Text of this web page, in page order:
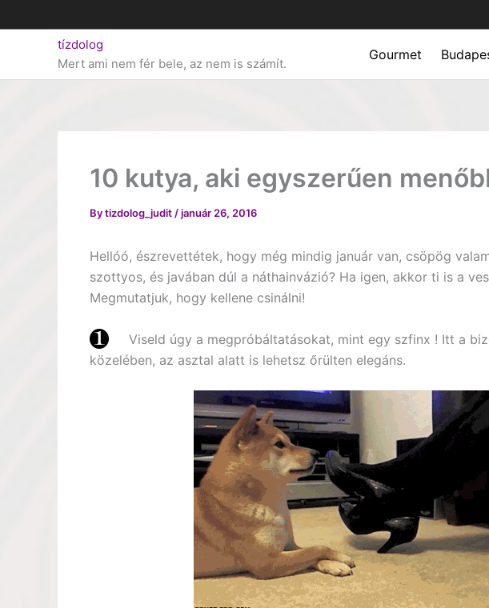
to
tízdolog
Mert ami nem fér bele, az nem is számít.
Gourmet
10 kutya, aki egyszerűen
Bytizdolog_judit /január 26, 2016
Hellóó, észrevettétek, hogy még mindig január van, csöpög
szottyos, és javában dúl a náthainvázió? Ha igen, akkor ti is a
Megmutatjuk, hogy kellene csinálni!
Viseld úgy a megpróbáltatásokat, mint egy szfinx ! Itt a
közelében, az asztal alatt is lehetsz őrülten elegáns.